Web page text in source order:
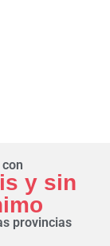
y sin
provincias